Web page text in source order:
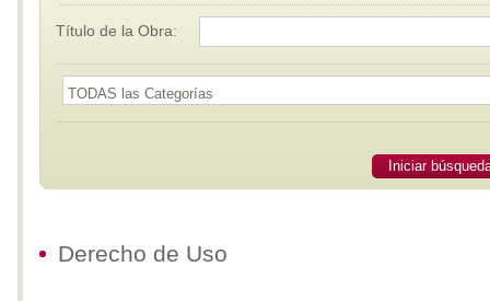
Título de la Obra:
Iniciar
Derecho de Uso